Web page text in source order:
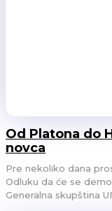
Od Platona do
novca
Pre nekoliko dana
Odluku da će se